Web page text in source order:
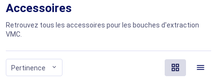
Accessoires
Retrouvez tous les accessoires pour les bouches d'extraction
VMC.
Pertinence expand_more grid_view menu